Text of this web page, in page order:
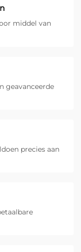
middel van
geavanceerde
precies aan